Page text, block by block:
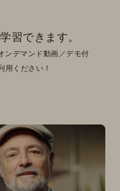
習できます。
ンデマンド動画／デモ付
用ください！